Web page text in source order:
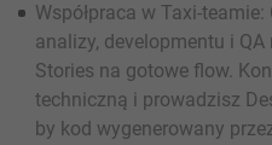
Współpraca w Taxi-
analizy, developmentu i QA
Stories na gotowe flow.
techniczną i prowadzisz
by kod wygenerowany